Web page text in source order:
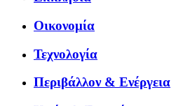
Οικονομία
Τεχνολογία
Περιβάλλον & Ενέργεια